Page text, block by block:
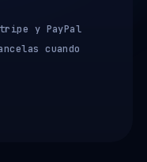
y PayPal
cuando